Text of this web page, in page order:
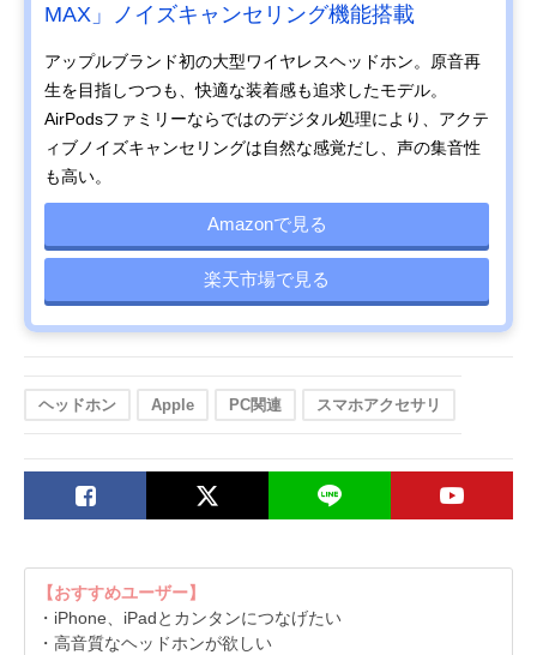
MAX」ノイズキャンセリング機能搭載
アップルブランド初の大型ワイヤレスヘッドホン。原音再
生を目指しつつも、快適な装着感も追求したモデル。
AirPodsファミリーならではのデジタル処理により、アクテ
ィブノイズキャンセリングは自然な感覚だし、声の集音性
も高い。
Amazonで見る
楽天市場で見る
ヘッドホン Apple PC関連 スマホアクセサリ
【おすすめユーザー】
・iPhone、iPadとカンタンにつなげたい
・高音質なヘッドホンが欲しい